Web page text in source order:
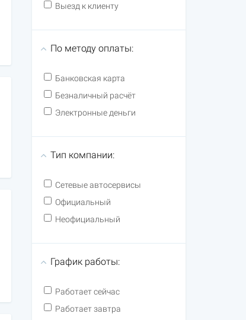
Выезд к клиенту
По методу оплаты:
Банковская карта
Безналичный расчёт
Электронные деньги
Тип компании:
Сетевые автосервисы
Официальный
Неофициальный
График работы:
Работает сейчас
Работает завтра